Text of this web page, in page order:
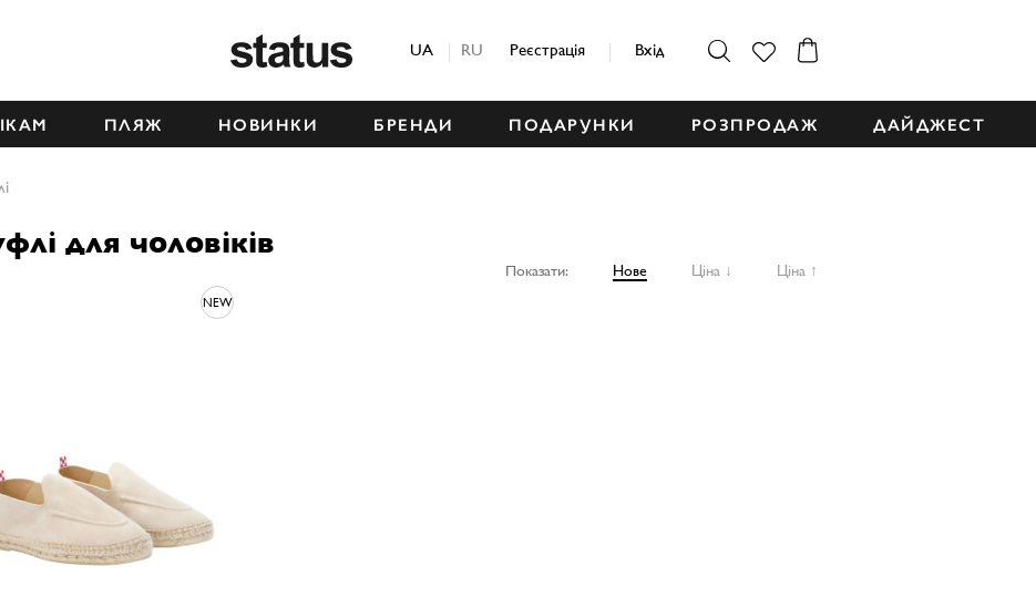
UA RU Реєстрація Вхід
ПЛЯЖ НОВИНКИ БРЕНДИ ПОДАРУНКИ РОЗПРОДАЖ ДАЙДЖЕСТ
для чоловіків
Показати: Нове Ціна ↓ Ціна ↑
NEW